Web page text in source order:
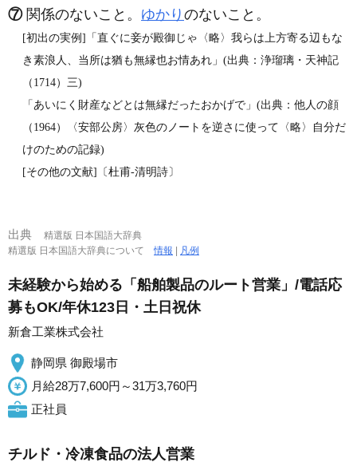
⑦関係のないこと。 ゆかり のないこと。
[初出の実例]「直ぐに妾が殿御じゃ〈略〉我らは上方寄る辺もな
き素浪人、当所は猶も無縁也お情あれ」(出典：浄瑠璃・天神記
（1714）三)
「あいにく財産などとは無縁だったおかげで」(出典：他人の顔
（1964）〈安部公房〉灰色のノートを逆さに使って〈略〉自分だ
けのための記録)
[その他の文献]〔杜甫‐清明詩〕
出典
精選版 日本国語大辞典
精選版 日本国語大辞典について情報 凡例
未経験から始める「船舶製品のルート営業」/電話応
募もOK/年休123日・土日祝休
新倉工業株式会社
静岡県 御殿場市
月給28万7,600円～31万3,760円
正社員
チルド・冷凍食品の法人営業